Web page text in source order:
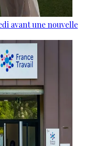
avant une nouvelle